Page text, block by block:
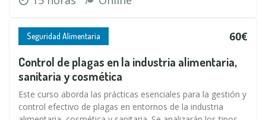
Seguridad Alimentaria 60€
Control de plagas en la industria alimentaria,
sanitaria y cosmética
Este curso aborda las prácticas esenciales para la gestión y
control efectivo de plagas en entornos de la industria